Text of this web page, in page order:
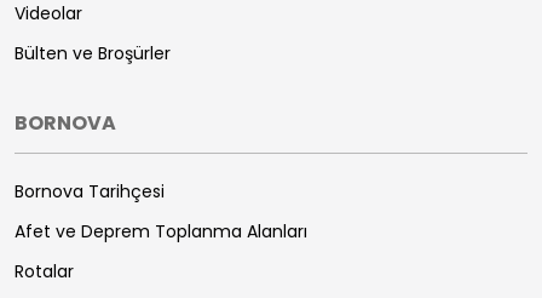
Videolar
Bülten ve Broşürler
BORNOVA
Bornova Tarihçesi
Afet ve Deprem Toplanma Alanları
Rotalar